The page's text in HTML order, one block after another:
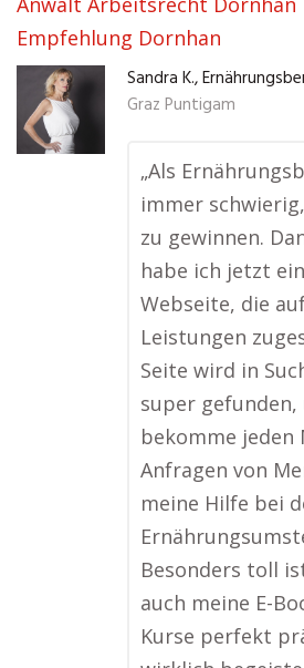
Empfehlung Dornhan
Sandra K.,
Graz Puntigam
„Als
immer
zu gewinnen.
habe ich jetzt
Webseite, die
Leistungen
Seite wird in
super gefunden,
bekomme jeden
Anfragen von
meine Hilfe bei
Besonders toll
auch meine E-
Kurse perfekt